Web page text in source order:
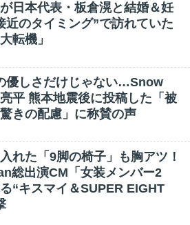
日本代表・板倉滉と結婚＆妊
近のタイミング”で訪れていた
転機」
優しさだけじゃない…Snow
平 熊本地震後に投稿した「被
きの配慮」に称賛の声
れた「9脚の椅子」も胸アツ！
総出演CM「女装メンバー2
“キスマイ＆SUPER EIGHT